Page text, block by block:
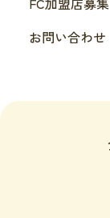
お問い合わせ